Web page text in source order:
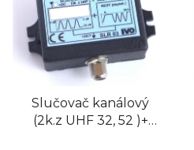
Slučovač kanálový
(2k.z UHF 32, 52 )+